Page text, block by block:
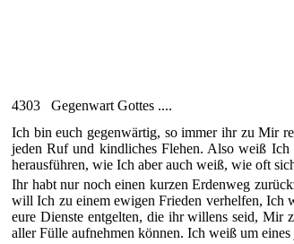
4303 Gegenwart Gottes ....
Ich bin euch gegenwärtig, so immer ihr zu Mir
jeden Ruf und kindliches Flehen. Also weiß
herausführen, wie Ich aber auch weiß, wie oft
Ihr habt nur noch einen kurzen Erdenweg
will Ich zu einem ewigen Frieden verhelfen, Ich
eure Dienste entgelten, die ihr willens seid, Mir
aller Fülle aufnehmen können. Ich weiß um